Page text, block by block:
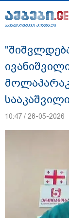
საინფორმაციო პორტალი
გიგა
ანასტასია
საინფორმაციო პორტალი
სააკაშვილი
10:47 / 28-05-2026